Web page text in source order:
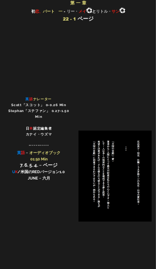
第 一 章
初恋、 パート 一- リー・ メイ💞と リトル・ サン💞
22 - 1 ページ
英語ナレーター
Scott「スコット」 0-0.26 Min
Stephan「ステファン」 0.27-1.50
Min
日本認定編集者
カナイ・ウズマ
***********
英語 ~ オーディオブック
01:50 Min
7. 6. 5. 4. ~ ページ
UK/米国のREDバージョン1.0
JUNE ~ 六月